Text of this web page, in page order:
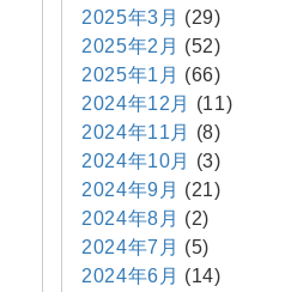
2025年3月 (29)
2025年2月 (52)
2025年1月 (66)
2024年12月
(11)
2024年11月
(8)
2024年10月
(3)
2024年9月 (21)
2024年8月 (2)
2024年7月 (5)
2024年6月 (14)